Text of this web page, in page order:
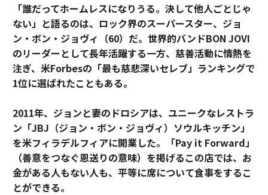
「誰だってホームレスになりうる。決して他人ごとじゃ
ない」と語るのは、ロック界のスーパースター、ジョ
ン・ボン・ジョヴィ（60）だ。世界的バンドBON JOVI
のリーダーとして長年活躍する一方、慈善活動に情熱を
注ぎ、米Forbesの「最も慈悲深いセレブ」ランキングで
1位に選ばれたこともある。
2011年、ジョンと妻のドロシアは、ユニークなレストラ
ン「JBJ（ジョン・ボン・ジョヴィ）ソウルキッチン」
を米フィラデルフィアに開業した。「Pay it Forward」
（善意をつなぐ恩送りの意味）を掲げるこの店では、お
金がある人もない人も、平等に席について食事をするこ
とができる。